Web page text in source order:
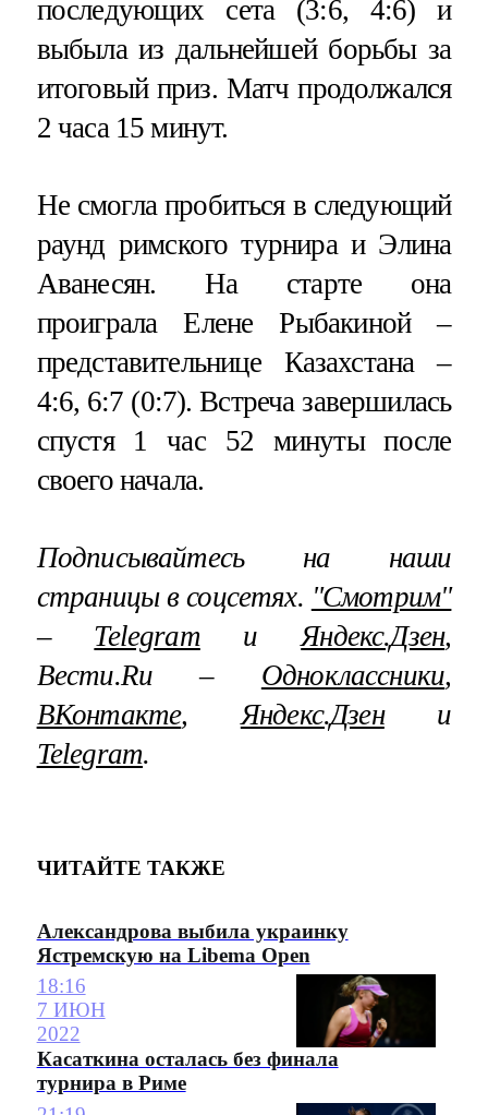
последующих сета (3:6, 4:6) и
выбыла из дальнейшей борьбы за
итоговый приз. Матч продолжался
2 часа 15 минут.
Не смогла пробиться в следующий
раунд римского турнира и Элина
Аванесян. На старте она
проиграла Елене Рыбакиной –
представительнице Казахстана –
4:6, 6:7 (0:7). Встреча завершилась
спустя 1 час 52 минуты после
своего начала.
Подписывайтесь на наши
страницы в соцсетях. "Смотрим"
– TelegramиЯндекс.Дзен,
Вести.Ru – Одноклассники,
ВКонтакте,Яндекс.Дзени
Telegram.
ЧИТАЙТЕ ТАКЖЕ
Александрова выбила украинку
Ястремскую на Libema Open
18:16
7 ИЮН
2022
Касаткина осталась без финала
турнира в Риме